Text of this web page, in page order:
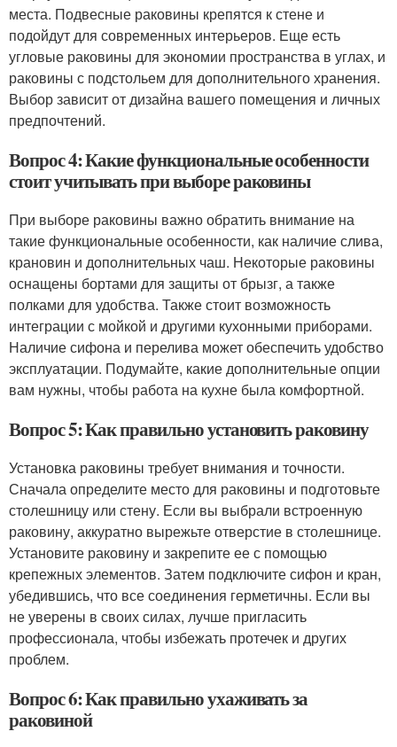
места. Подвесные раковины крепятся к стене и
подойдут для современных интерьеров. Еще есть
угловые раковины для экономии пространства в углах, и
раковины с подстольем для дополнительного хранения.
Выбор зависит от дизайна вашего помещения и личных
предпочтений.
Вопрос 4: Какие функциональные особенности
стоит учитывать при выборе раковины
При выборе раковины важно обратить внимание на
такие функциональные особенности, как наличие слива,
крановин и дополнительных чаш. Некоторые раковины
оснащены бортами для защиты от брызг, а также
полками для удобства. Также стоит возможность
интеграции с мойкой и другими кухонными приборами.
Наличие сифона и перелива может обеспечить удобство
эксплуатации. Подумайте, какие дополнительные опции
вам нужны, чтобы работа на кухне была комфортной.
Вопрос 5: Как правильно установить раковину
Установка раковины требует внимания и точности.
Сначала определите место для раковины и подготовьте
столешницу или стену. Если вы выбрали встроенную
раковину, аккуратно вырежьте отверстие в столешнице.
Установите раковину и закрепите ее с помощью
крепежных элементов. Затем подключите сифон и кран,
убедившись, что все соединения герметичны. Если вы
не уверены в своих силах, лучше пригласить
профессионала, чтобы избежать протечек и других
проблем.
Вопрос 6: Как правильно ухаживать за
раковиной